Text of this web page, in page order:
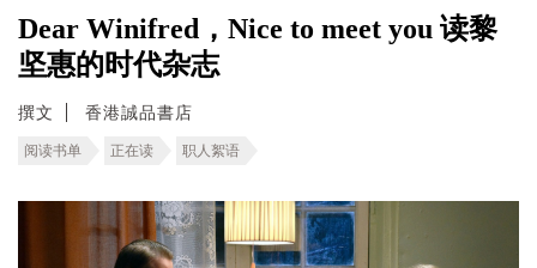
Dear Winifred，Nice to meet you 读黎
坚惠的时代杂志
撰文 香港誠品書店
阅读书单 正在读 职人絮语